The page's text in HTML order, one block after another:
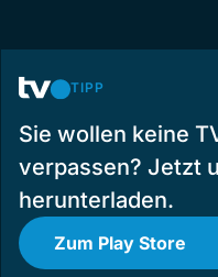
TIPP
Sie wollen keine
verpassen? Jetzt
herunterladen.
Zum Play Store